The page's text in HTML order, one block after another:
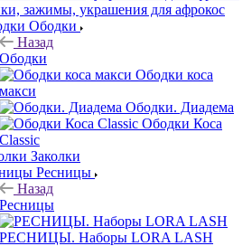
зажимы, украшения для афрокос
Ободки
Назад
Ободки
Ободки коса
макси
Ободки. Диадема
Ободки Коса
Classic
Заколки
Ресницы
Назад
Ресницы
РЕСНИЦЫ. Наборы LORA LASH